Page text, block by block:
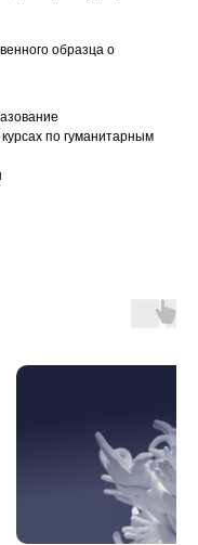
образца о
по гуманитарным